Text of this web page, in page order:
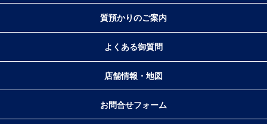
質預かりのご案内
よくある御質問
店舗情報・地図
お問合せフォーム